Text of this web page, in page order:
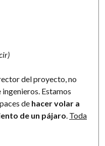
del proyecto, no
Estamos
de hacer volar a
de un pájaro Toda